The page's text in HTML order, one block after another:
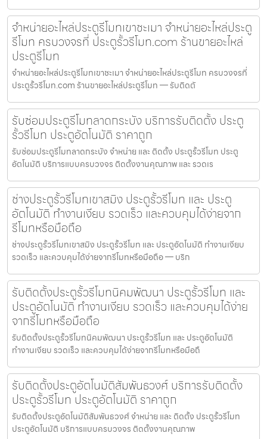
จำหน่ายอะไหล่ประตูรีโมทเขาชะเมา จำหน่ายอะไหล่ประตู
รีโมท ครบวงจรที่ ประตูรั้วรีโมท.com ร้านขายอะไหล่
ประตูรีโมท
จำหน่ายอะไหล่ประตูรีโมทเขาชะเมา จำหน่ายอะไหล่ประตูรีโมท ครบวงจรที่
ประตูรั้วรีโมท.com ร้านขายอะไหล่ประตูรีโมท — รับติดตั
รับซ่อมประตูรีโมทลาดกระบัง บริการรับติดตั้ง ประตู
รั้วรีโมท ประตูอัตโนมัติ ราคาถูก
รับซ่อมประตูรีโมทลาดกระบัง จำหน่าย และ ติดตั้ง ประตูรั้วรีโมท ประตู
อัตโนมัติ บริการแบบครบวงจร ติดตั้งงานคุณภาพ และ รวดเร
ช่างประตูรั้วรีโมทเขาสมิง ประตูรั้วรีโมท และ ประตู
อัตโนมัติ ทำงานเงียบ รวดเร็ว และควบคุมได้ง่ายจาก
รีโมทหรือมือถือ
ช่างประตูรั้วรีโมทเขาสมิง ประตูรั้วรีโมท และ ประตูอัตโนมัติ ทำงานเงียบ
รวดเร็ว และควบคุมได้ง่ายจากรีโมทหรือมือถือ — บริก
รับติดตั้งประตูรั้วรีโมทนิคมพัฒนา ประตูรั้วรีโมท และ
ประตูอัตโนมัติ ทำงานเงียบ รวดเร็ว และควบคุมได้ง่าย
จากรีโมทหรือมือถือ
รับติดตั้งประตูรั้วรีโมทนิคมพัฒนา ประตูรั้วรีโมท และ ประตูอัตโนมัติ
ทำงานเงียบ รวดเร็ว และควบคุมได้ง่ายจากรีโมทหรือมือถื
รับติดตั้งประตูอัตโนมัติสัมพันธวงศ์ บริการรับติดตั้ง
ประตูรั้วรีโมท ประตูอัตโนมัติ ราคาถูก
รับติดตั้งประตูอัตโนมัติสัมพันธวงศ์ จำหน่าย และ ติดตั้ง ประตูรั้วรีโมท
ประตูอัตโนมัติ บริการแบบครบวงจร ติดตั้งงานคุณภาพ